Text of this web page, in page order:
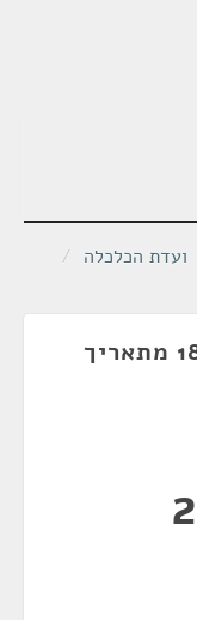
ועדת הכלכלה /
ישיבת ועדה של הכנסת ה-18 מתאריך